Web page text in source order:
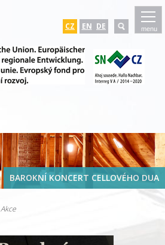
CZ EN DE menu
BAROKNÍ KONCERT CELLOVÉHO DUA
Akce